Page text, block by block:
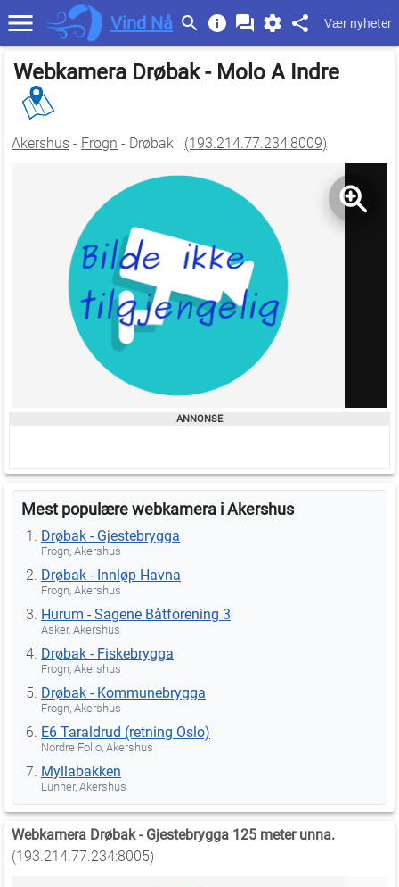
Vind Nå Vær nyheter
Webkamera Drøbak - Molo A Indre
Akershus - Frogn - Drøbak (193.214.77.234:8009)
Mest populære webkamera i Akershus
Drøbak - Gjestebrygga
Frogn, Akershus
Drøbak - Innløp Havna
Frogn, Akershus
Hurum - Sagene Båtforening 3
Asker, Akershus
Drøbak - Fiskebrygga
Frogn, Akershus
Drøbak - Kommunebrygga
Frogn, Akershus
E6 Taraldrud (retning Oslo)
Nordre Follo, Akershus
Myllabakken
Lunner, Akershus
Webkamera Drøbak - Gjestebrygga 125 meter unna.
(193.214.77.234:8005)